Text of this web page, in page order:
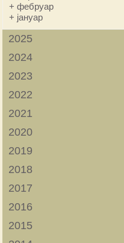
+фебруар
+ јануар
2025
2024
2023
2022
2021
2020
2019
2018
2017
2016
2015